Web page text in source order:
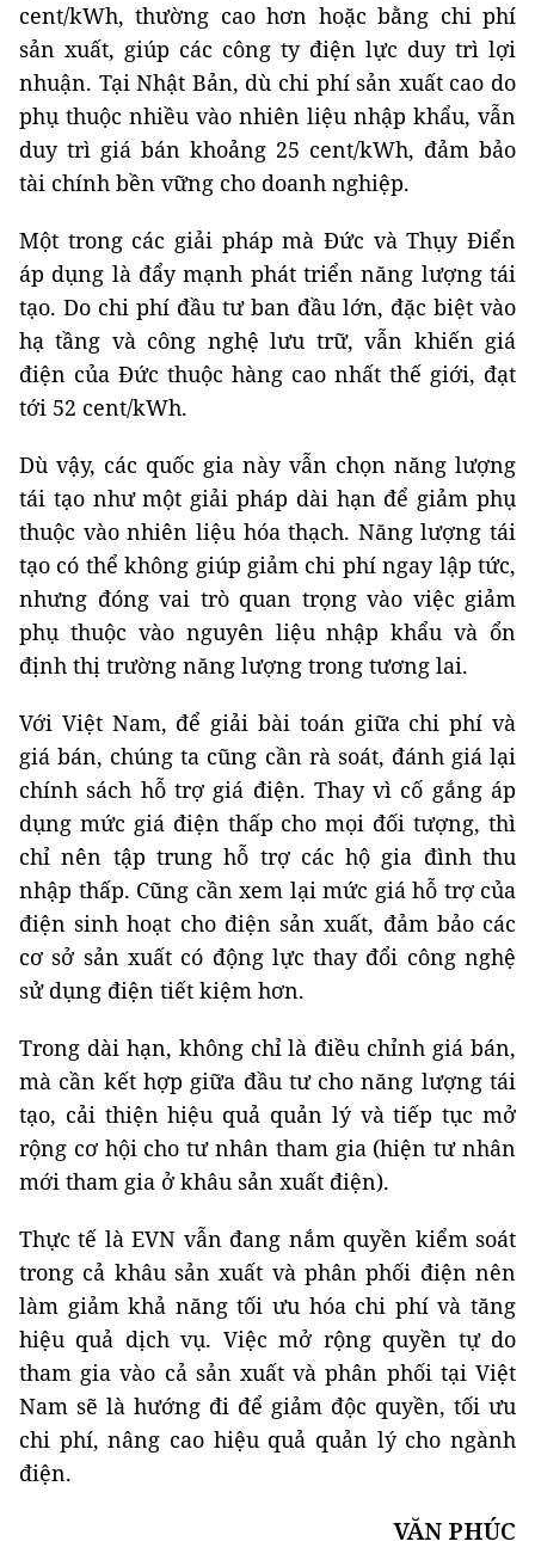
cent/kWh, thường cao hơn hoặc bằng chi phí
sản xuất, giúp các công ty điện lực duy trì lợi
nhuận. Tại Nhật Bản, dù chi phí sản xuất cao do
phụ thuộc nhiều vào nhiên liệu nhập khẩu, vẫn
duy trì giá bán khoảng 25 cent/kWh, đảm bảo
tài chính bền vững cho doanh nghiệp.
Một trong các giải pháp mà Đức và Thụy Điển
áp dụng là đẩy mạnh phát triển năng lượng tái
tạo. Do chi phí đầu tư ban đầu lớn, đặc biệt vào
hạ tầng và công nghệ lưu trữ, vẫn khiến giá
điện của Đức thuộc hàng cao nhất thế giới, đạt
tới 52 cent/kWh.
Dù vậy, các quốc gia này vẫn chọn năng lượng
tái tạo như một giải pháp dài hạn để giảm phụ
thuộc vào nhiên liệu hóa thạch. Năng lượng tái
tạo có thể không giúp giảm chi phí ngay lập tức,
nhưng đóng vai trò quan trọng vào việc giảm
phụ thuộc vào nguyên liệu nhập khẩu và ổn
định thị trường năng lượng trong tương lai.
Với Việt Nam, để giải bài toán giữa chi phí và
giá bán, chúng ta cũng cần rà soát, đánh giá lại
chính sách hỗ trợ giá điện. Thay vì cố gắng áp
dụng mức giá điện thấp cho mọi đối tượng, thì
chỉ nên tập trung hỗ trợ các hộ gia đình thu
nhập thấp. Cũng cần xem lại mức giá hỗ trợ của
điện sinh hoạt cho điện sản xuất, đảm bảo các
cơ sở sản xuất có động lực thay đổi công nghệ
sử dụng điện tiết kiệm hơn.
Trong dài hạn, không chỉ là điều chỉnh giá bán,
mà cần kết hợp giữa đầu tư cho năng lượng tái
tạo, cải thiện hiệu quả quản lý và tiếp tục mở
rộng cơ hội cho tư nhân tham gia (hiện tư nhân
mới tham gia ở khâu sản xuất điện).
Thực tế là EVN vẫn đang nắm quyền kiểm soát
trong cả khâu sản xuất và phân phối điện nên
làm giảm khả năng tối ưu hóa chi phí và tăng
hiệu quả dịch vụ. Việc mở rộng quyền tự do
tham gia vào cả sản xuất và phân phối tại Việt
Nam sẽ là hướng đi để giảm độc quyền, tối ưu
chi phí, nâng cao hiệu quả quản lý cho ngành
điện.
VĂN PHÚC